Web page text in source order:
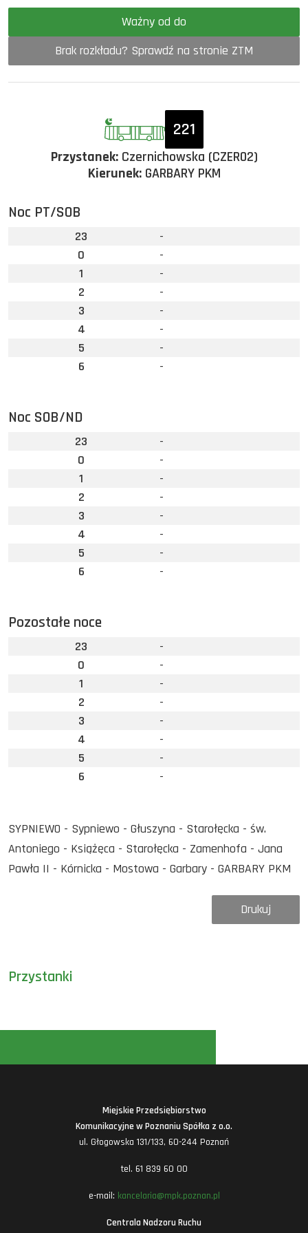
Ważny od do
Brak rozkładu? Sprawdź na stronie ZTM
Przystanki
221
Przystanek:Czernichowska (CZER02)
Kierunek:GARBARY PKM
Noc PT/SOB
23
-
0
-
1
-
2
-
3
-
4
-
5
-
6
-
Noc SOB/ND
23
-
0
-
1
-
2
-
3
-
4
-
5
-
6
-
Pozostałe noce
23
-
0
-
1
-
2
-
3
-
4
-
5
-
6
-
SYPNIEWO - Sypniewo - Głuszyna - Starołęcka - św.
Antoniego - Książęca - Starołęcka - Zamenhofa - Jana
Pawła II - Kórnicka - Mostowa - Garbary - GARBARY PKM
Drukuj
Miejskie Przedsiębiorstwo
Komunikacyjne w Poznaniu Spółka z o.o.
ul. Głogowska 131/133, 60-244 Poznań
tel. 61 839 60 00
e-mail: kancelaria@mpk.poznan.pl
Centrala Nadzoru Ruchu